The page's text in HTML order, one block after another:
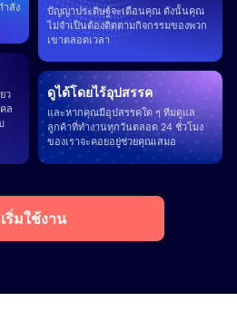
ว
ล
ำลัง
ปัญญาประดิษฐ์จะเตือนคุณ ดังนั้นคุณ
ไม่จำเป็นต้องติดตามกิจกรรมของพวก
เขาตลอดเวลา
ดูได้โดยไร้อุปสรรค
และหากคุณมีอุปสรรคใด ๆ ทีมดูแล
ลูกค้าที่ทำงานทุกวันตลอด 24 ชั่วโมง
ของเราจะคอยอยู่ช่วยคุณเสมอ
เริ่มใช้งาน